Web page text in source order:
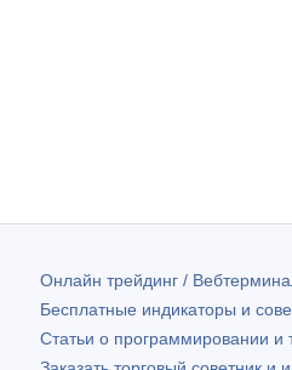
Онлайн трейдинг /
Бесплатные индикаторы и
Статьи о программировании и